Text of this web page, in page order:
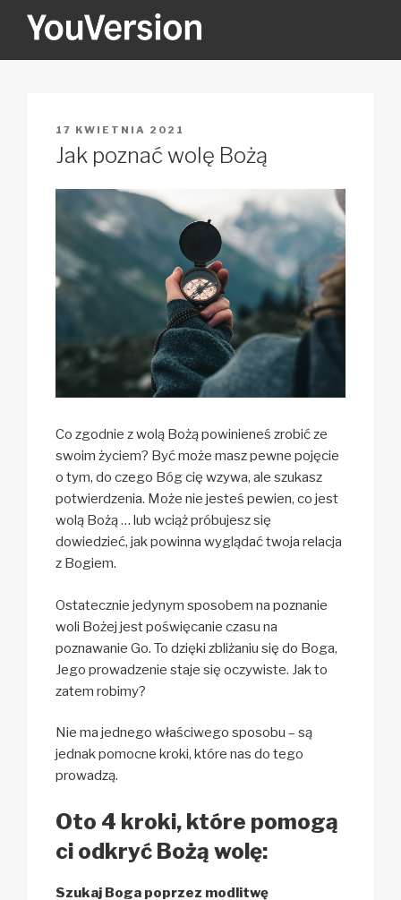
YOUVERSION
OPUBLIKOWANE
W
17 KWIETNIA 2021
Jak poznać wolę Bożą
Co zgodnie z wolą Bożą powinieneś zrobić ze
swoim życiem? Być może masz pewne pojęcie
o tym, do czego Bóg cię wzywa, ale szukasz
potwierdzenia. Może nie jesteś pewien, co jest
wolą Bożą … lub wciąż próbujesz się
dowiedzieć, jak powinna wyglądać twoja relacja
z Bogiem.
Ostatecznie jedynym sposobem na poznanie
woli Bożej jest poświęcanie czasu na
poznawanie Go. To dzięki zbliżaniu się do Boga,
Jego prowadzenie staje się oczywiste. Jak to
zatem robimy?
Nie ma jednego właściwego sposobu – są
jednak pomocne kroki, które nas do tego
prowadzą.
Oto 4 kroki, które pomogą
ci odkryć Bożą wolę:
Szukaj Boga poprzez modlitwę